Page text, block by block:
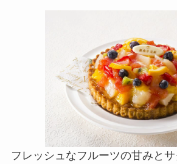
フレッシュなフルーツの甘みと